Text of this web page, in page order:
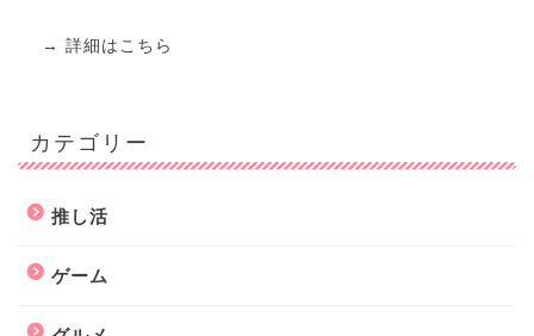
→ 詳細はこちら
カテゴリー
推し活
ゲーム